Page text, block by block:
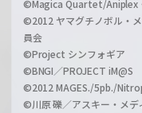
©Magica Quartet/Aniplex
©2012 ヤマグチノボル・
員会
©Project シンフォギア
©BNGI／PROJECT iM@S
©2012 MAGES./5pb./
©川原 礫／アスキー・メ